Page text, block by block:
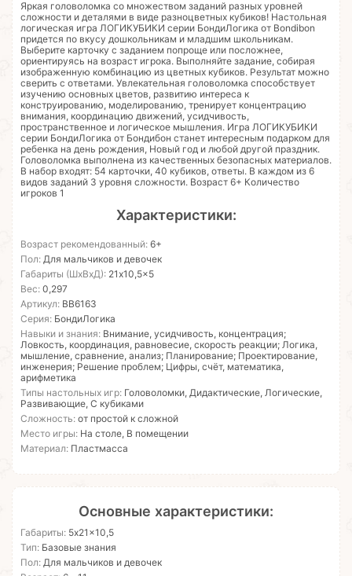
Яркая головоломка со множеством заданий разных уровней
сложности и деталями в виде разноцветных кубиков! Настольная
логическая игра ЛОГИКУБИКИ серии БондиЛогика от Bondibon
придется по вкусу дошкольникам и младшим школьникам.
Выберите карточку с заданием попроще или посложнее,
ориентируясь на возраст игрока. Выполняйте задание, собирая
изображенную комбинацию из цветных кубиков. Результат можно
сверить с ответами. Увлекательная головоломка способствует
изучению основных цветов, развитию интереса к
конструированию, моделированию, тренирует концентрацию
внимания, координацию движений, усидчивость,
пространственное и логическое мышления. Игра ЛОГИКУБИКИ
серии БондиЛогика от Бондибон станет интересным подарком для
ребенка на день рождения, Новый год и любой другой праздник.
Головоломка выполнена из качественных безопасных материалов.
В набор входят: 54 карточки, 40 кубиков, ответы. В каждом из 6
видов заданий 3 уровня сложности. Возраст 6+ Количество
игроков 1
Характеристики:
Возраст рекомендованный: 6+
Пол: Для мальчиков и девочек
Габариты (ШхВхД): 21x10,5x5
Вес: 0,297
Артикул: ВВ6163
Серия: БондиЛогика
Навыки и знания: Внимание, усидчивость, концентрация;
Ловкость, координация, равновесие, скорость реакции; Логика,
мышление, сравнение, анализ; Планирование; Проектирование,
инженерия; Решение проблем; Цифры, счёт, математика,
арифметика
Типы настольных игр: Головоломки, Дидактические, Логические,
Развивающие, С кубиками
Сложность: от простой к сложной
Место игры: На столе, В помещении
Материал: Пластмасса
Основные характеристики:
Габариты: 5x21x10,5
Тип: Базовые знания
Пол: Для мальчиков и девочек